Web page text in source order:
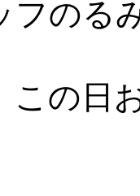
フのる
この日